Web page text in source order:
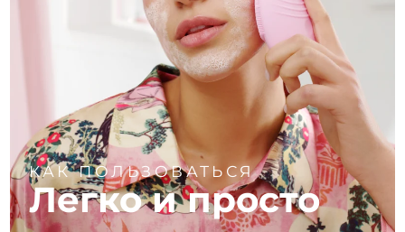
КАК ПОЛЬЗОВАТЬСЯ
Легко и просто